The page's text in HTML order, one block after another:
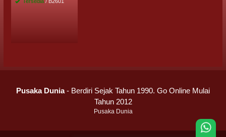
Pusaka Dunia- Berdiri Sejak Tahun 1990. Go Online Mulai
Tahun 2012
Pusaka Dunia